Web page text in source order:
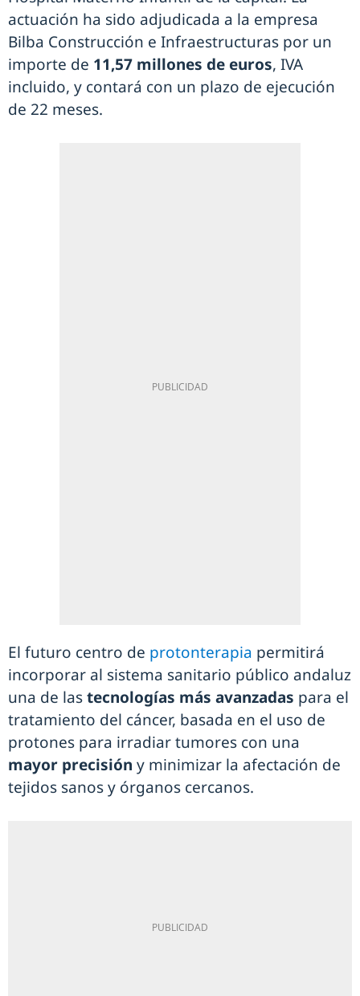
actuación ha sido adjudicada a la empresa
Bilba Construcción e Infraestructuras por un
importe de 11,57 millones de euros, IVA
incluido, y contará con un plazo de ejecución
de 22 meses.
El futuro centro de protonterapia permitirá
incorporar al sistema sanitario público andaluz
una de lastecnologías más avanzadas para el
tratamiento del cáncer, basada en el uso de
protones para irradiar tumores con una
mayor precisión y minimizar la afectación de
tejidos sanos y órganos cercanos.